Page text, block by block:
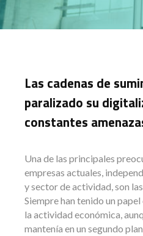
Las cadenas de
paralizado su
constantes
Una de las principales
empresas actuales,
y sector de actividad, son
Siempre han tenido un
la actividad económica,
mantenía en un segundo